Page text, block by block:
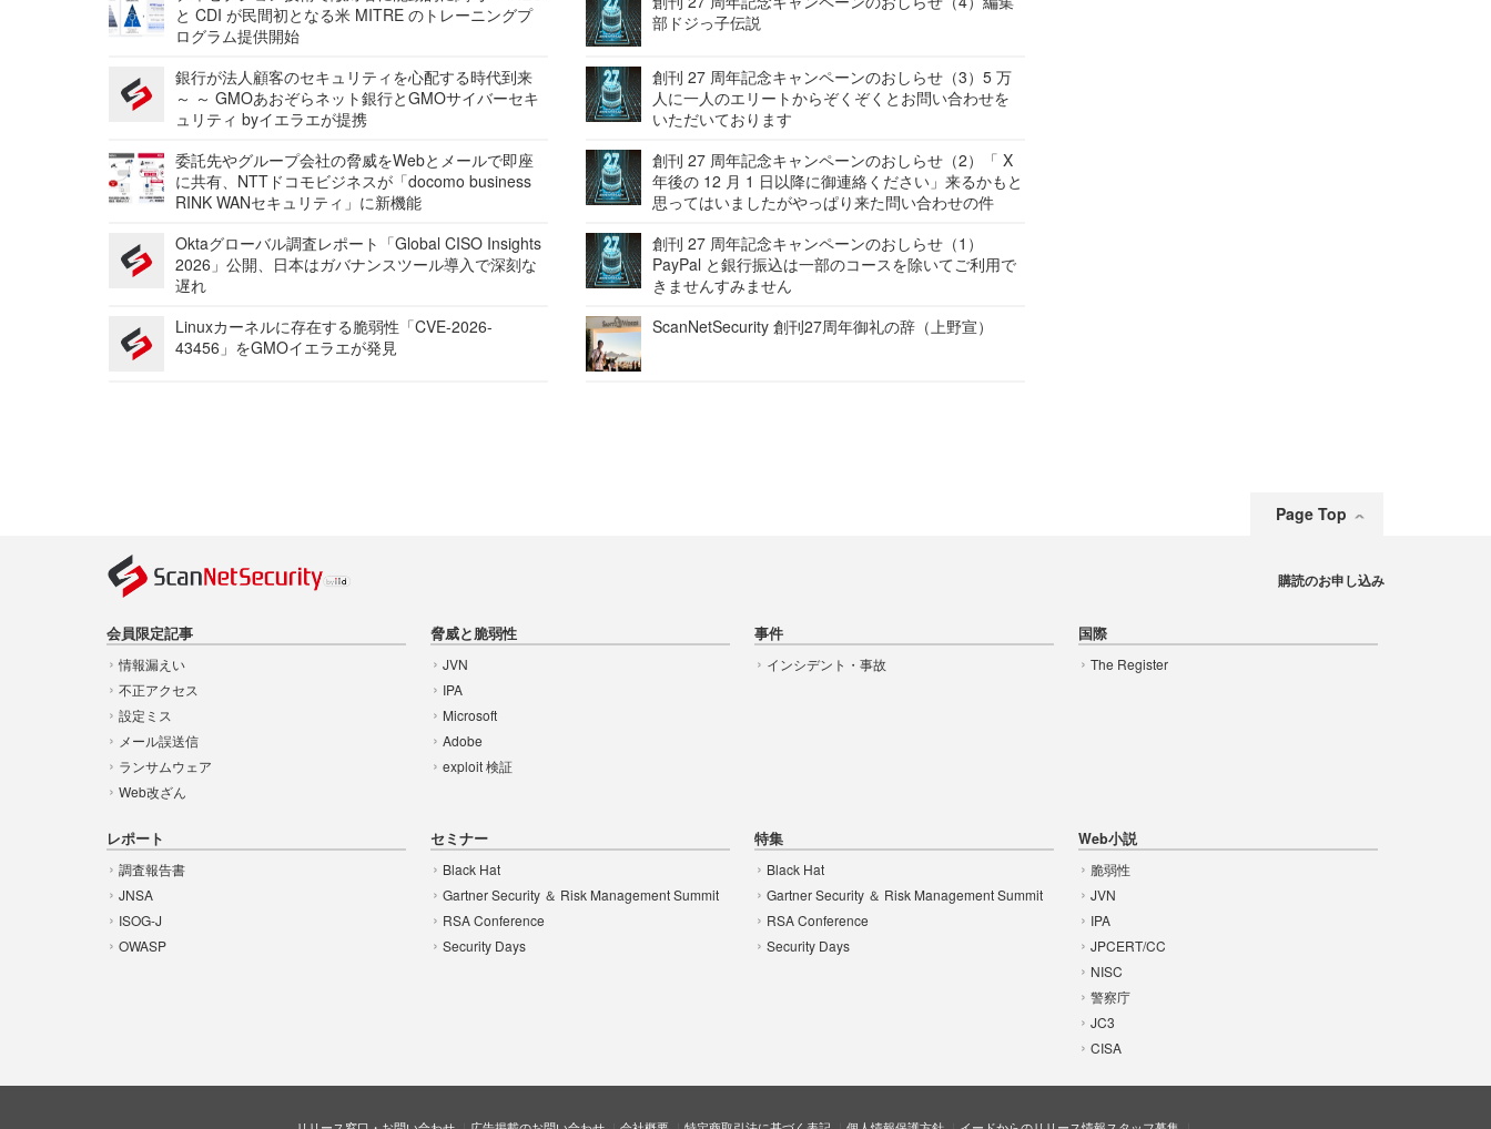
と CDI が民間初となる米 MITRE のトレーニングプ
ログラム提供開始
銀行が法人顧客のセキュリティを心配する時代到来
～ ～ GMOあおぞらネット銀行とGMOサイバーセキ
ュリティ byイエラエが提携
委託先やグループ会社の脅威をWebとメールで即座
に共有、NTTドコモビジネスが「docomo business
RINK WANセキュリティ」に新機能
Oktaグローバル調査レポート「Global CISO Insights
2026」公開、日本はガバナンスツール導入で深刻な
遅れ
Linuxカーネルに存在する脆弱性「CVE-2026-
43456」をGMOイエラエが発見
部ドジっ子伝説
創刊 27 周年記念キャンペーンのおしらせ（3）5 万
人に一人のエリートからぞくぞくとお問い合わせを
いただいております
創刊 27 周年記念キャンペーンのおしらせ（2）「 X
年後の 12 月 1 日以降に御連絡ください」来るかもと
思ってはいましたがやっぱり来た問い合わせの件
創刊 27 周年記念キャンペーンのおしらせ（1）
PayPal と銀行振込は一部のコースを除いてご利用で
きませんすみません
ScanNetSecurity 創刊27周年御礼の辞（上野宣）
Page Top
会員限定記事
情報漏えい
不正アクセス
設定ミス
メール誤送信
ランサムウェア
Web改ざん
脅威と脆弱性
JVN
IPA
Microsoft
Adobe
exploit 検証
事件
インシデント・事故
国際
The Register
レポート
調査報告書
JNSA
ISOG-J
OWASP
セミナー
Black Hat
Gartner Security ＆ Risk Management Summit
RSA Conference
Security Days
特集
Black Hat
Gartner Security ＆ Risk Management Summit
RSA Conference
Security Days
Web小説
脆弱性
JVN
IPA
JPCERT/CC
NISC
警察庁
JC3
CISA
購読のお申し込み